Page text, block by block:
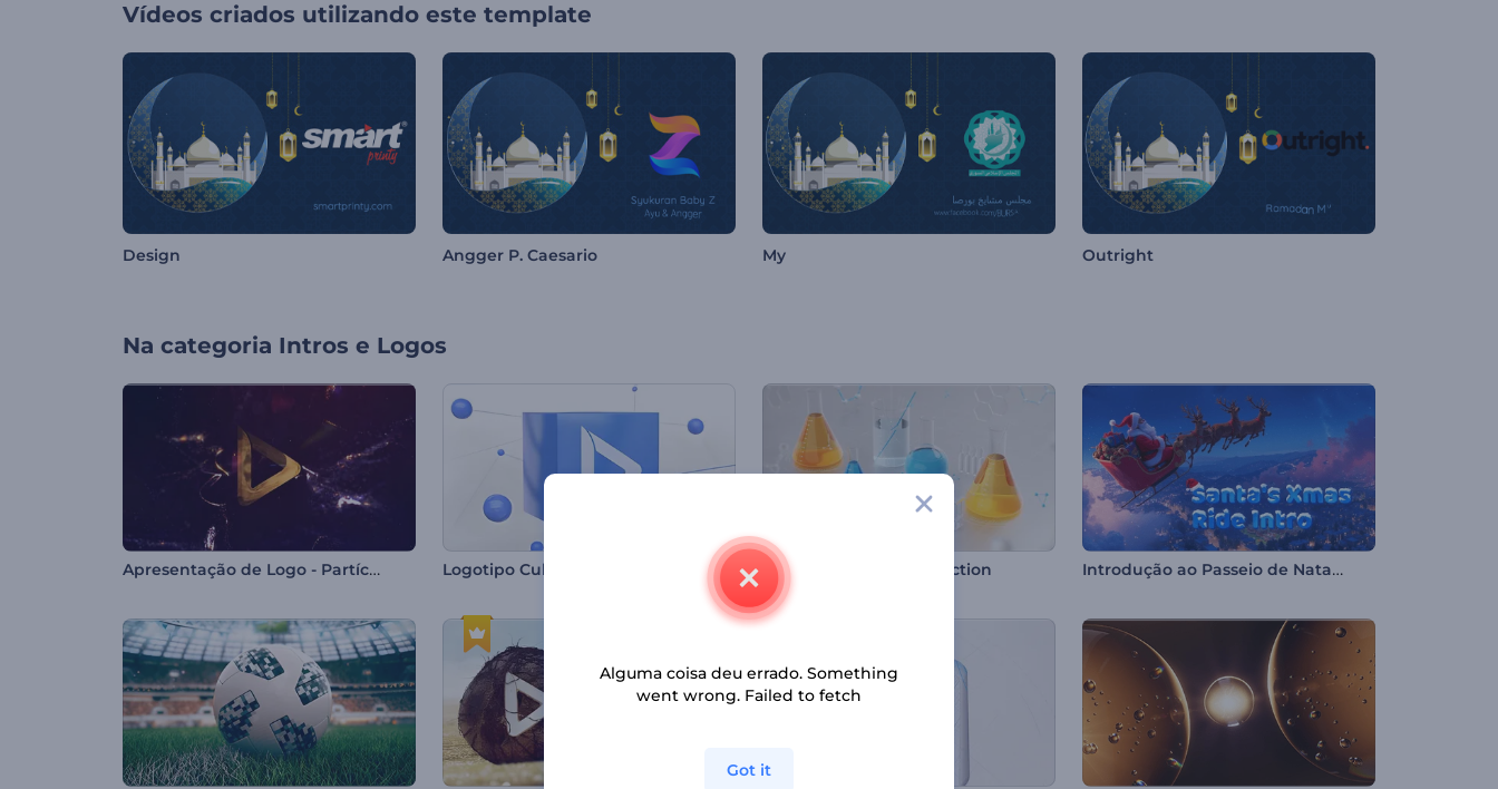
Vídeos criados utilizando este template
Design Angger P. Caesario My Outright
Na categoria Intros e Logos
Apresentação de Logo - Partículas de Fogo Logotipo Cubo Molecular Abertura Médica Live Action Introdução ao Passeio de Natal do Papai Noel
Alguma coisa deu errado. Something
went wrong. Failed to fetch
Got it